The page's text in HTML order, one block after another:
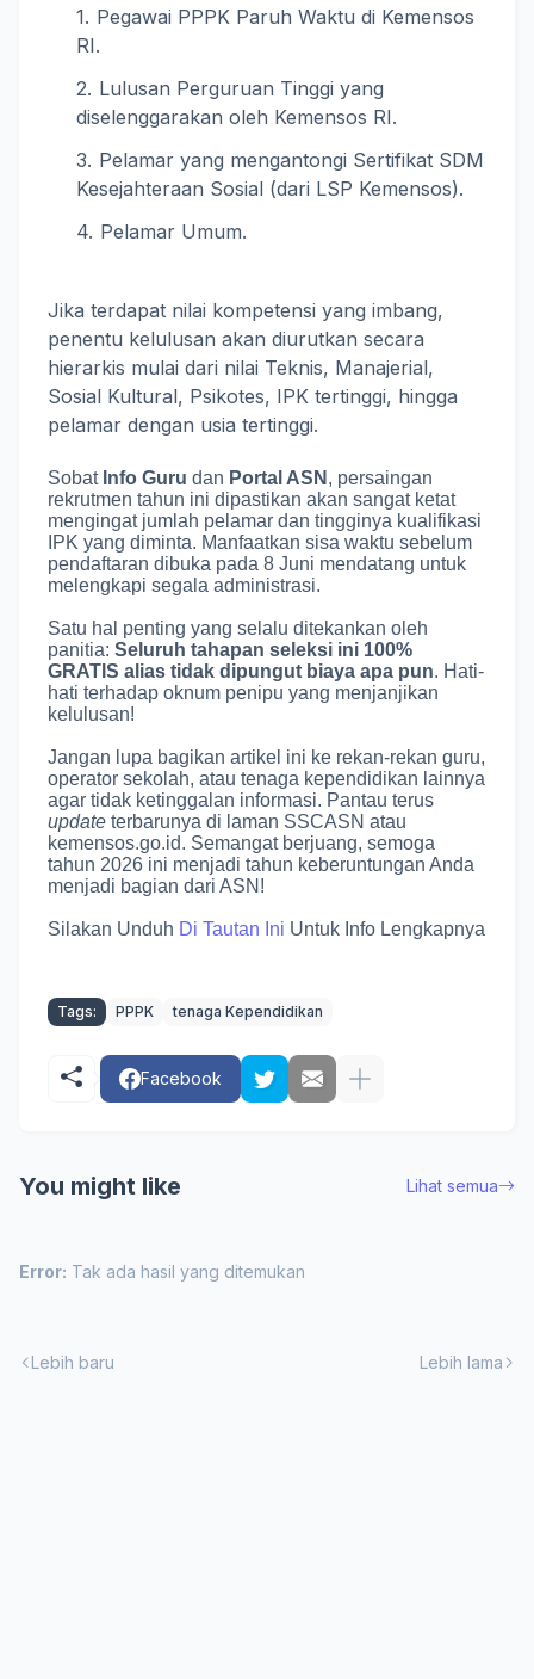
Pegawai PPPK Paruh Waktu di Kemensos
RI.
Lulusan Perguruan Tinggi yang
diselenggarakan oleh Kemensos RI.
Pelamar yang mengantongi Sertifikat SDM
Kesejahteraan Sosial (dari LSP Kemensos).
Pelamar Umum.
Jika terdapat nilai kompetensi yang imbang,
penentu kelulusan akan diurutkan secara
hierarkis mulai dari nilai Teknis, Manajerial,
Sosial Kultural, Psikotes, IPK tertinggi, hingga
pelamar dengan usia tertinggi.
Sobat Info Guru dan Portal ASN , persaingan
rekrutmen tahun ini dipastikan akan sangat ketat
mengingat jumlah pelamar dan tingginya kualifikasi
IPK yang diminta. Manfaatkan sisa waktu sebelum
pendaftaran dibuka pada 8 Juni mendatang untuk
melengkapi segala administrasi.
Satu hal penting yang selalu ditekankan oleh
panitia: Seluruh tahapan seleksi ini 100%
GRATIS alias tidak dipungut biaya apa pun. Hati-
hati terhadap oknum penipu yang menjanjikan
kelulusan!
Jangan lupa bagikan artikel ini ke rekan-rekan guru,
operator sekolah, atau tenaga kependidikan lainnya
agar tidak ketinggalan informasi. Pantau terus
update terbarunya di laman SSCASN atau
kemensos.go.id. Semangat berjuang, semoga
tahun 2026 ini menjadi tahun keberuntungan Anda
menjadi bagian dari ASN!
Silakan Unduh Di Tautan Ini Untuk Info Lengkapnya
Tags: PPPK tenaga Kependidikan
Facebook
You might like Lihat semua
Error: Tak ada hasil yang ditemukan
Lebih baru Lebih lama